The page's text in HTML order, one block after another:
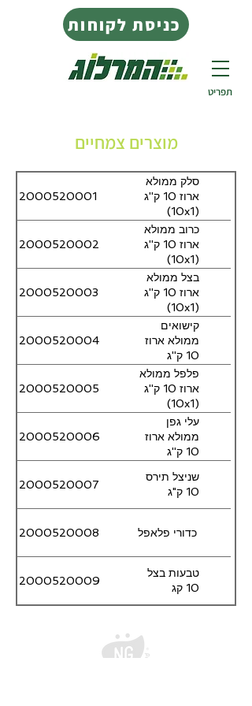
תפריט
כניסת לקוחות
מוצרים צמחיים
2000520001
סלק ממולא
ארוז 10 ק''ג
(10x1)
2000520002
כרוב ממולא
ארוז 10 ק''ג
(10x1)
2000520003
בצל ממולא
ארוז 10 ק''ג
(10x1)
2000520004
קישואים
ממולא ארוז
10 ק''ג
(10x1)
2000520005
פלפל ממולא
ארוז 10 ק''ג
(10x1)
2000520006
עלי גפן
ממולא ארוז
10 ק''ג
2000520007
שניצל תירס
10 ק"ג
2000520008 כדורי פלאפל
2000520009
טבעות בצל
10 קג